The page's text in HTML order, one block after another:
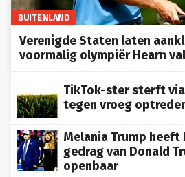
BUITENLAND
Verenigde Staten laten
voormalig olympiër Hearn
TikTok-ster sterft
tegen vroeg
Melania Trump
gedrag van Donald
openbaar